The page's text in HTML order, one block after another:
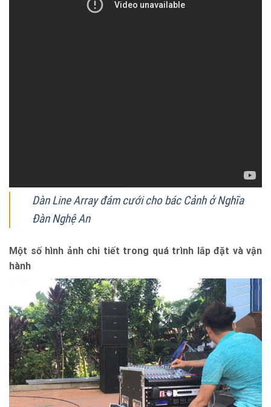
Dàn Line Array đám cưới cho bác Cảnh ở Nghĩa
Đàn Nghệ An
Một số hình ảnh chi tiết trong quá trình lắp đặt và vận
hành